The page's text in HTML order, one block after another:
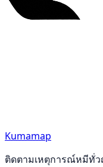
Kumamap
ติดตามเหตุการณ์หมีทั่